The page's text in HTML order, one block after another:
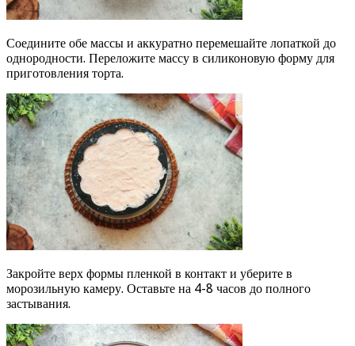
Соедините обе массы и аккуратно перемешайте лопаткой до
однородности. Переложите массу в силиконовую форму для
приготовления торта.
Закройте верх формы пленкой в контакт и уберите в
морозильную камеру. Оставьте на 4-8 часов до полного
застывания.